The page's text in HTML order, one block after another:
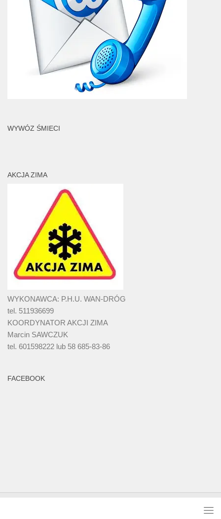
WYWÓZ ŚMIECI
AKCJA ZIMA
WYKONAWCA: P.H.U. WAN-DRÓG
tel. 511936699
KOORDYNATOR AKCJI ZIMA
Marcin SAWCZUK
tel. 601598222 lub 58 685-83-86
FACEBOOK